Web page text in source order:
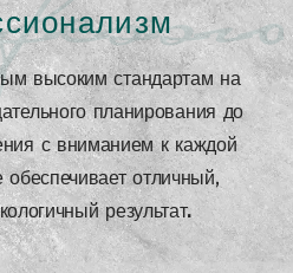
высоким стандартам на
планирования до
с вниманием к каждой
обеспечивает отличный,
результат.